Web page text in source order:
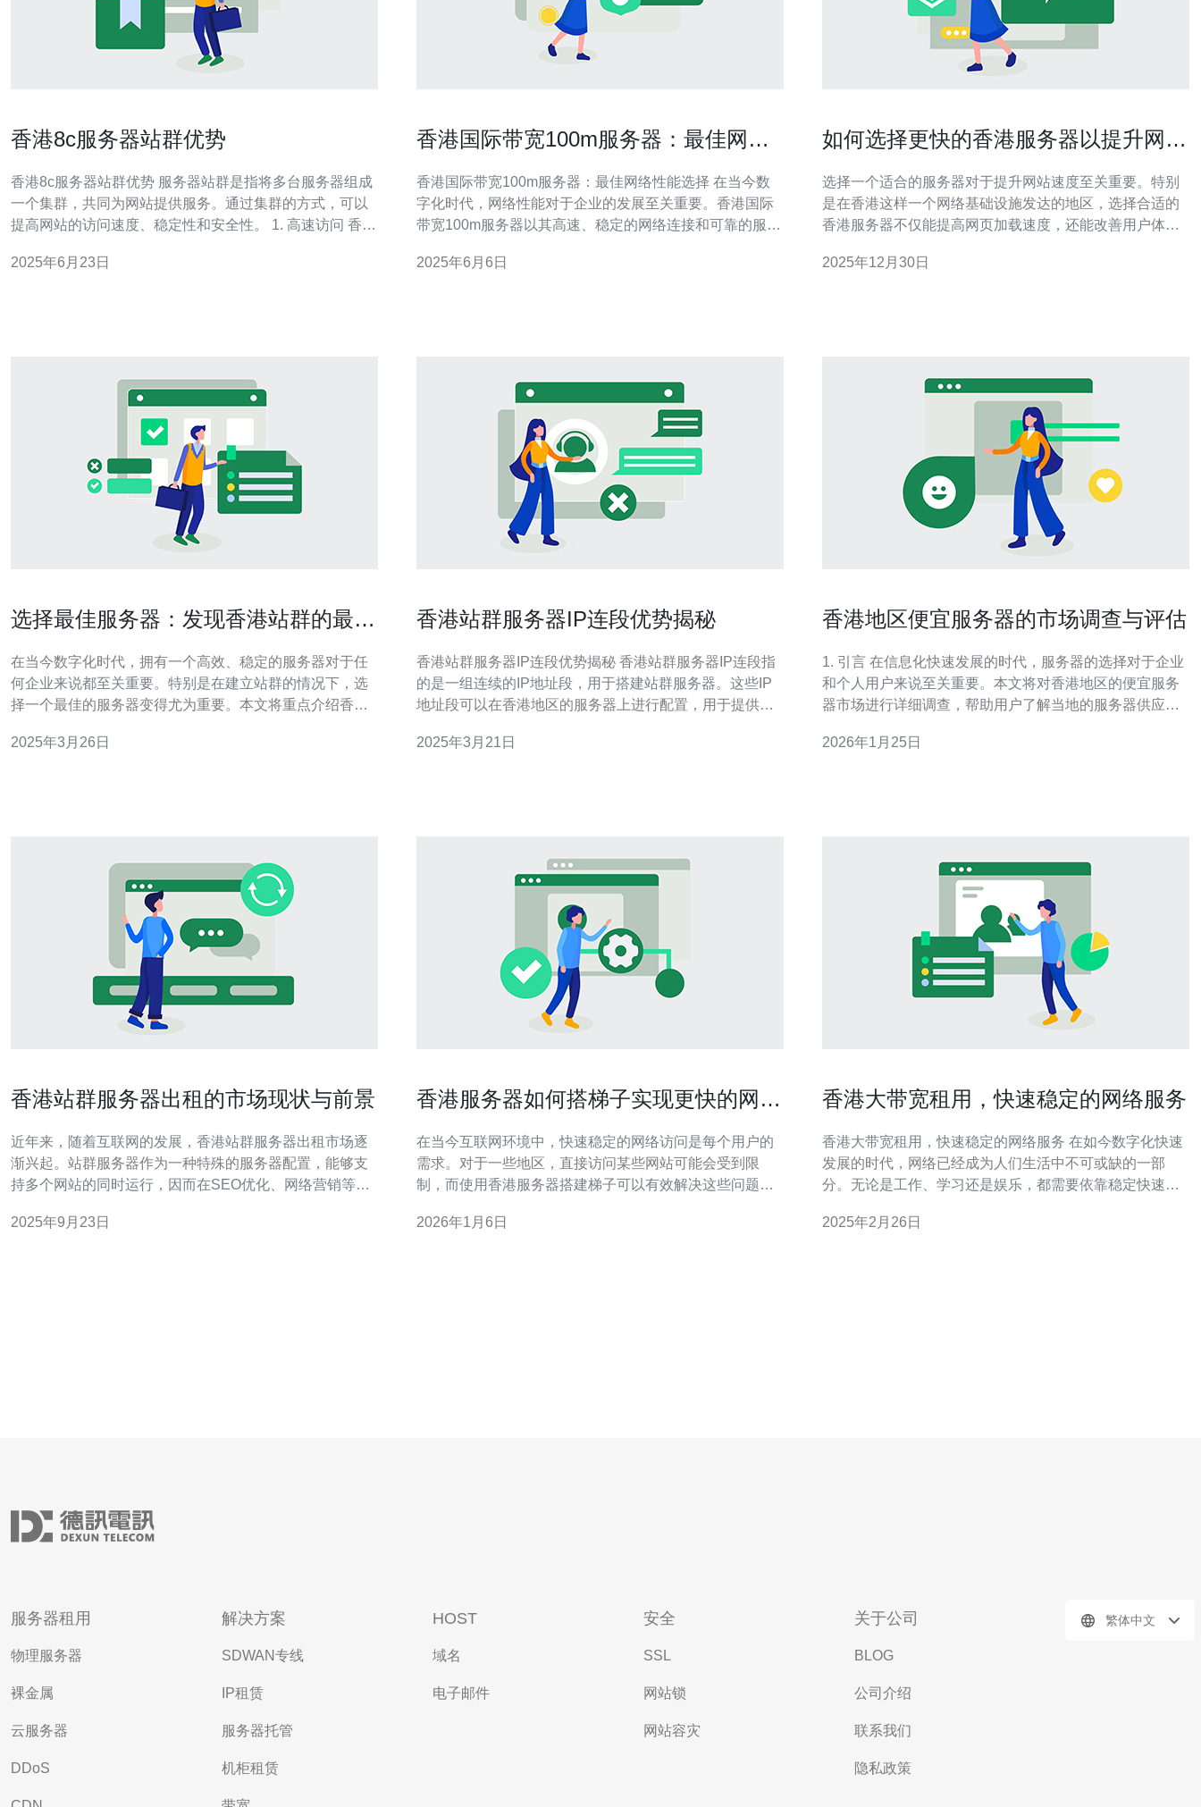
香港8c服务器站群优势
香港8c服务器站群优势 服务器站群是指将多台服务器组成
一个集群，共同为网站提供服务。通过集群的方式，可以
提高网站的访问速度、稳定性和安全性。 1. 高速访问 香港
容快速分发到全球各地的节点服务器，实现快速访问。 2.
2025年6月23日
香港国际带宽100m服务器：最佳网络
香港国际带宽100m服务器：最佳网络性能选择 在当今数
字化时代，网络性能对于企业的发展至关重要。香港国际
带宽100m服务器以其高速、稳定的网络连接和可靠的服务
算，香港国际带宽100m服务器都是最佳选择。 香港国际
2025年6月6日
如何选择更快的香港服务器以提升网站
选择一个适合的服务器对于提升网站速度至关重要。特别
是在香港这样一个网络基础设施发达的地区，选择合适的
香港服务器不仅能提高网页加载速度，还能改善用户体
香港服务器。 1. 了解香港服务器的类型 在选择香港服务器
2025年12月30日
选择最佳服务器：发现香港站群的最佳
在当今数字化时代，拥有一个高效、稳定的服务器对于任
何企业来说都至关重要。特别是在建立站群的情况下，选
择一个最佳的服务器变得尤为重要。本文将重点介绍香港
的金融和商业中心，拥有出色的网络基础设施和稳定的电
2025年3月26日
香港站群服务器IP连段优势揭秘
香港站群服务器IP连段优势揭秘 香港站群服务器IP连段指
的是一组连续的IP地址段，用于搭建站群服务器。这些IP
地址段可以在香港地区的服务器上进行配置，用于提供网
群服务器IP连段可以提高网站的访问速度。由于这些IP地
2025年3月21日
香港地区便宜服务器的市场调查与评估
1. 引言 在信息化快速发展的时代，服务器的选择对于企业
和个人用户来说至关重要。本文将对香港地区的便宜服务
器市场进行详细调查，帮助用户了解当地的服务器供应情
金融中心，其服务器市场相对成熟。根据2023年的市场数
2026年1月25日
香港站群服务器出租的市场现状与前景
近年来，随着互联网的发展，香港站群服务器出租市场逐
渐兴起。站群服务器作为一种特殊的服务器配置，能够支
持多个网站的同时运行，因而在SEO优化、网络营销等领
场现状与前景，以及选择合适服务商的重要性。 首先，我
2025年9月23日
香港服务器如何搭梯子实现更快的网络
在当今互联网环境中，快速稳定的网络访问是每个用户的
需求。对于一些地区，直接访问某些网站可能会受到限
制，而使用香港服务器搭建梯子可以有效解决这些问题。
香港服务器的优势 香港服务器因其优越的地理位置和政策
2026年1月6日
香港大带宽租用，快速稳定的网络服务
香港大带宽租用，快速稳定的网络服务 在如今数字化快速
发展的时代，网络已经成为人们生活中不可或缺的一部
分。无论是工作、学习还是娱乐，都需要依靠稳定快速的
设施和高速网络，成为了众多企业和个人的首选。香港大
2025年2月26日
服务器租用
物理服务器
裸金属
云服务器
DDoS
解决方案
SDWAN专线
IP租赁
服务器托管
机柜租赁
HOST
域名
电子邮件
安全
SSL
网站锁
网站容灾
关于公司
BLOG
公司介绍
联系我们
隐私政策
繁体中文